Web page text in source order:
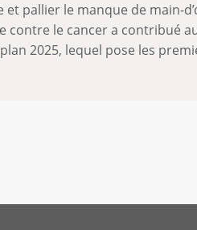
pallier le manque de main-
contre le cancer a contribué
2025, lequel pose les